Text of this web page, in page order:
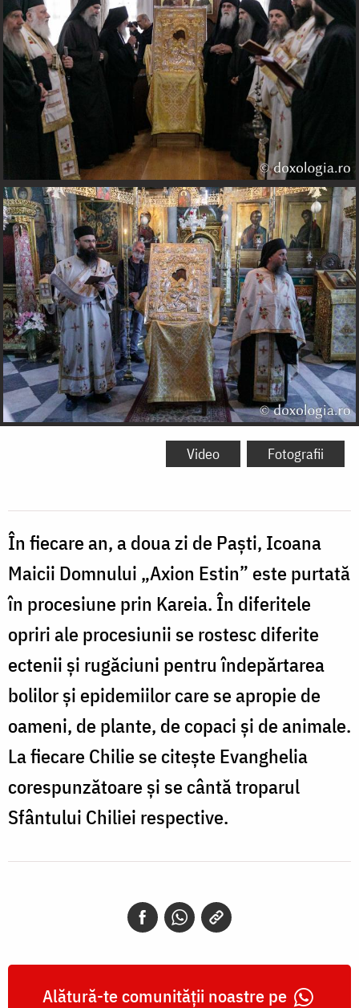
Video Fotografii
În fiecare an, a doua zi de Paști, Icoana
Maicii Domnului „Axion Estin” este purtată
în procesiune prin Kareia. În diferitele
opriri ale procesiunii se rostesc diferite
ectenii și rugăciuni pentru îndepărtarea
bolilor și epidemiilor care se apropie de
oameni, de plante, de copaci și de animale.
La fiecare Chilie se citește Evanghelia
corespunzătoare și se cântă troparul
Sfântului Chiliei respective.
Alătură-te comunității noastre pe